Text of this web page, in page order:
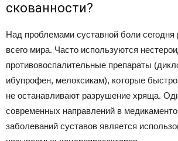
скованности?
Над проблемами суставной боли
всего мира. Часто используются
противовоспалительные препараты
ибупрофен, мелоксикам), которые
не останавливают разрушение хряща.
современных направлений в
заболеваний суставов является